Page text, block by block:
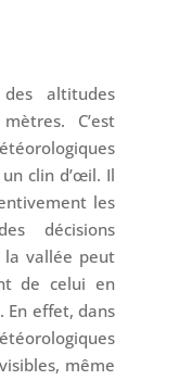
altitudes
C’est
clin d’œil. Il
les
décisions
la vallée peut
de celui en
En effet, dans
même